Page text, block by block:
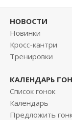
НОВОСТИ
Новинки
Кросс-кантри
Тренировки
КАЛЕНДАРЬ
Список гонок
Календарь
Предложить